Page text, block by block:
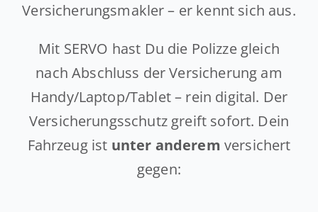
Versicherungsmakler – er kennt sich aus.
Mit SERVO hast Du die Polizze gleich
nach Abschluss der Versicherung am
Handy/Laptop/Tablet – rein digital. Der
Versicherungsschutz greift sofort. Dein
Fahrzeug ist unter anderem versichert
gegen: